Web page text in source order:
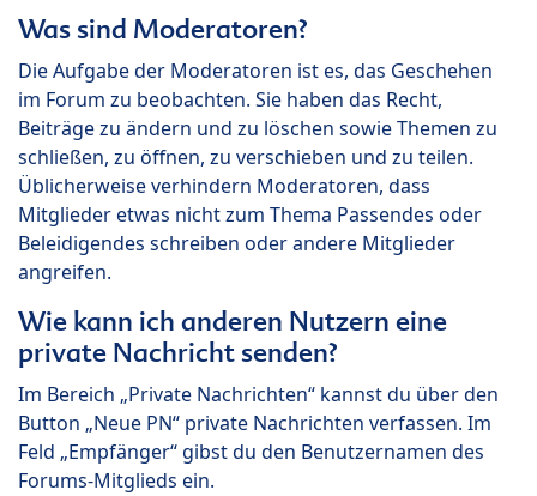
Was sind Moderatoren?
Die Aufgabe der Moderatoren ist es, das Geschehen
im Forum zu beobachten. Sie haben das Recht,
Beiträge zu ändern und zu löschen sowie Themen zu
schließen, zu öffnen, zu verschieben und zu teilen.
Üblicherweise verhindern Moderatoren, dass
Mitglieder etwas nicht zum Thema Passendes oder
Beleidigendes schreiben oder andere Mitglieder
angreifen.
Wie kann ich anderen Nutzern eine
private Nachricht senden?
Im Bereich „Private Nachrichten“ kannst du über den
Button „Neue PN“ private Nachrichten verfassen. Im
Feld „Empfänger“ gibst du den Benutzernamen des
Forums-Mitglieds ein.